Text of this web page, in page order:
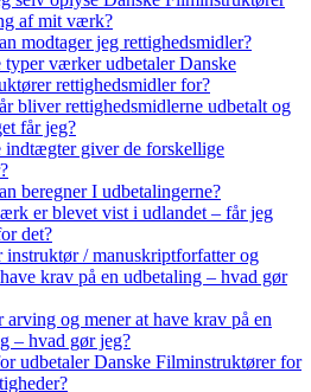
af mit værk?
modtager jeg rettighedsmidler?
værker udbetaler Danske
rettighedsmidler for?
bliver rettighedsmidlerne udbetalt og
får jeg?
giver de forskellige
beregner I udbetalingerne?
er blevet vist i udlandet – får jeg
det?
instruktør / manuskriptforfatter og
krav på en udbetaling – hvad gør
arving og mener at have krav på en
– hvad gør jeg?
udbetaler Danske Filminstruktører for